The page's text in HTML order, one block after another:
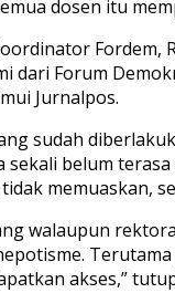
dosen itu
Fordem,
dari Forum
Jurnalpos.
sudah
sekali belum
memuaskan,
walaupun
akses,”